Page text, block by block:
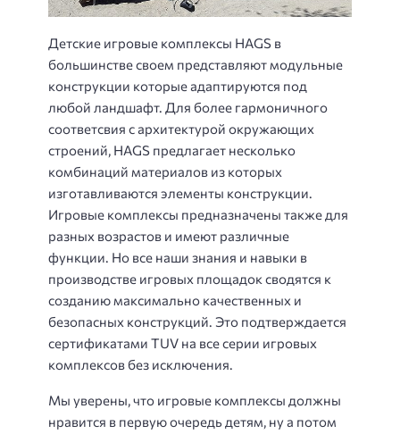
Детские игровые комплексы HAGS в
большинстве своем представляют модульные
конструкции которые адаптируются под
любой ландшафт. Для более гармоничного
соответсвия с архитектурой окружающих
строений, HAGS предлагает несколько
комбинаций материалов из которых
изготавливаются элементы конструкции.
Игровые комплексы предназначены также для
разных возрастов и имеют различные
функции. Но все наши знания и навыки в
производстве игровых площадок сводятся к
созданию максимально качественных и
безопасных конструкций. Это подтверждается
сертификатами TUV на все серии игровых
комплексов без исключения.
Мы уверены, что игровые комплексы должны
нравится в первую очередь детям, ну а потом